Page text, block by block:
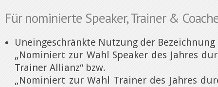
Für nominierte Speaker, Trainer &
Uneingeschränkte Nutzung der Bezeichnung
„Nominiert zur Wahl Speaker des Jahres
Trainer Allianz“ bzw.
„Nominiert zur Wahl Trainer des Jahres